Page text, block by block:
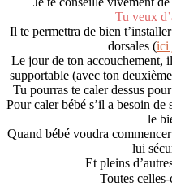
Tu veux
Il te permettra de bien
dorsales (ici
Le jour de ton accouchement,
supportable (avec ton
Tu pourras te caler dessus
Pour caler bébé s’il a besoin
le
Quand bébé voudra
lui
Et pleins
Toutes